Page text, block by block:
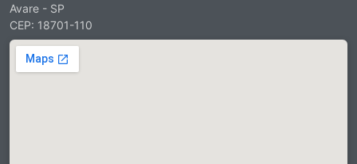
Avare - SP
CEP: 18701-110